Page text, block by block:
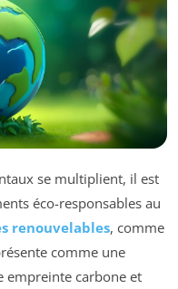
se multiplient, il est
éco-responsables au
renouvelables, comme
comme une
empreinte carbone et